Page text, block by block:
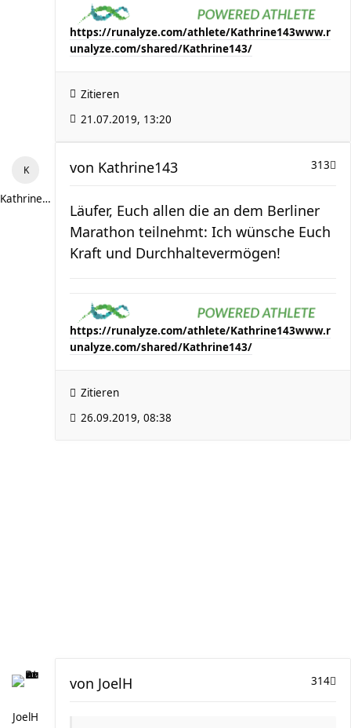
https://runalyze.com/athlete/Kathrine143www.r
unalyze.com/shared/Kathrine143/
Zitieren
21.07.2019, 13:20
Kathrine143
313
von Kathrine143
Läufer, Euch allen die an dem Berliner
Marathon teilnehmt: Ich wünsche Euch
Kraft und Durchhaltevermögen!
https://runalyze.com/athlete/Kathrine143www.r
unalyze.com/shared/Kathrine143/
Zitieren
26.09.2019, 08:38
JoelH
314
von JoelH